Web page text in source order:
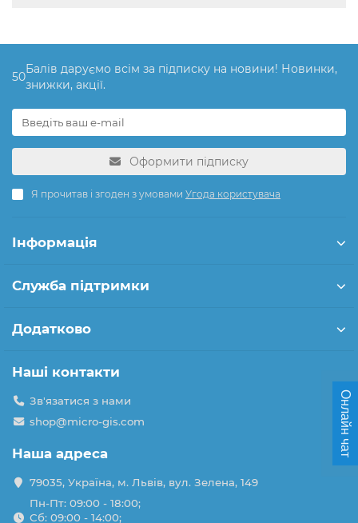
50
Балів даруємо всім за підписку на новини! Новинки,
знижки, акції.
Оформити підписку
Я прочитав і згоден з умовами Угода користувача
Інформація
Служба підтримки
Додатково
Наші контакти
Зв'язатися з нами
shop@micro-gis.com
Наша адреса
79035, Україна, м. Львів, вул. Зелена, 149
Пн-Пт: 09:00 - 18:00;
Сб: 09:00 - 14:00;
Онлайн чат